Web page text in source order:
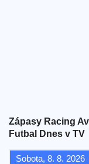
Zápasy Racing
Futbal Dnes v TV
Sobota, 8. 8. 2026